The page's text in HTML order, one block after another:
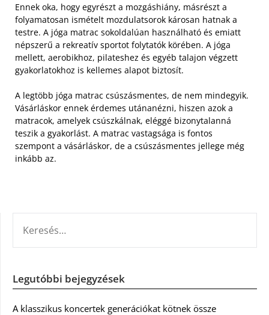
Ennek oka, hogy egyrészt a mozgáshiány, másrészt a
folyamatosan ismételt mozdulatsorok károsan hatnak a
testre. A jóga matrac sokoldalúan használható és emiatt
népszerű a rekreatív sportot folytatók körében. A jóga
mellett, aerobikhoz, pilateshez és egyéb talajon végzett
gyakorlatokhoz is kellemes alapot biztosít.
A legtöbb jóga matrac csúszásmentes, de nem mindegyik.
Vásárláskor ennek érdemes utánanézni, hiszen azok a
matracok, amelyek csúszkálnak, eléggé bizonytalanná
teszik a gyakorlást. A matrac vastagsága is fontos
szempont a vásárláskor, de a csúszásmentes jellege még
inkább az.
Legutóbbi bejegyzések
A klasszikus koncertek generációkat kötnek össze